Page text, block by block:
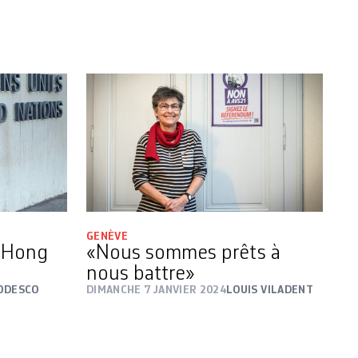
GENÈVE
«Nous sommes prêts à
nous battre»
DIMANCHE 7 JANVIER 2024 LOUIS VILADENT